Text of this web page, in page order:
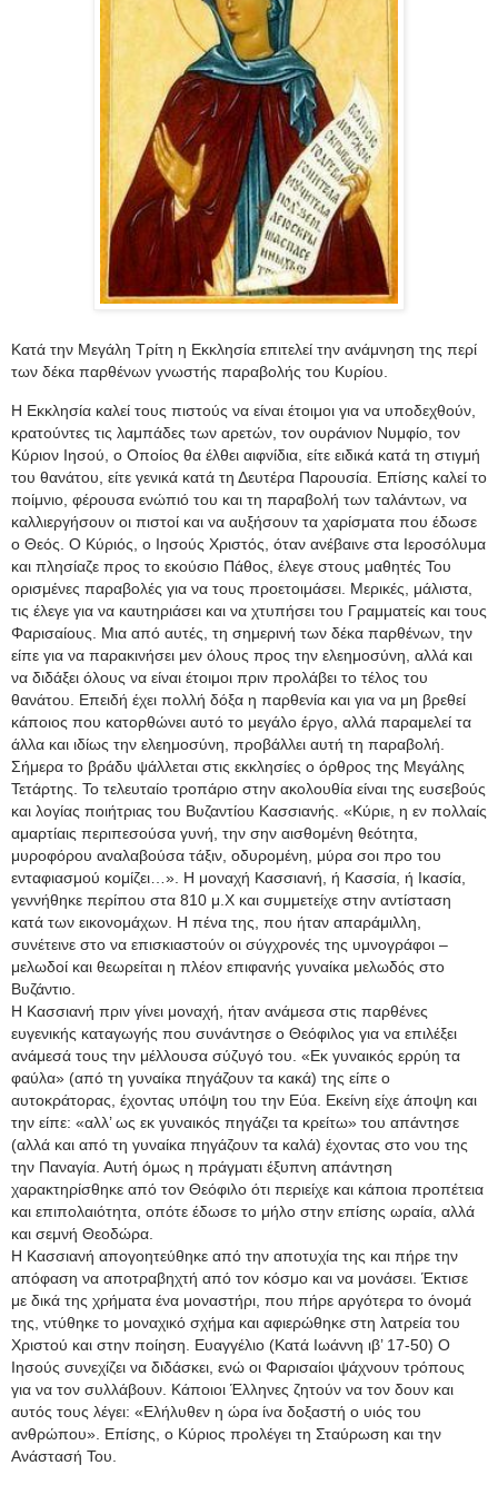
Κατά την Μεγάλη Τρίτη η Εκκλησία επιτελεί την ανάμνηση της περί
των δέκα παρθένων γνωστής παραβολής του Κυρίου.
Η Εκκλησία καλεί τους πιστούς να είναι έτοιμοι για να υποδεχθούν,
κρατούντες τις λαμπάδες των αρετών, τον ουράνιον Νυμφίο, τον
Κύριον Ιησού, ο Οποίος θα έλθει αιφνίδια, είτε ειδικά κατά τη στιγμή
του θανάτου, είτε γενικά κατά τη Δευτέρα Παρουσία. Επίσης καλεί το
ποίμνιο, φέρουσα ενώπιό του και τη παραβολή των ταλάντων, να
καλλιεργήσουν οι πιστοί και να αυξήσουν τα χαρίσματα που έδωσε
ο Θεός. Ο Κύριός, ο Ιησούς Χριστός, όταν ανέβαινε στα Ιεροσόλυμα
και πλησίαζε προς το εκούσιο Πάθος, έλεγε στους μαθητές Του
ορισμένες παραβολές για να τους προετοιμάσει. Μερικές, μάλιστα,
τις έλεγε για να καυτηριάσει και να χτυπήσει του Γραμματείς και τους
Φαρισαίους. Μια από αυτές, τη σημερινή των δέκα παρθένων, την
είπε για να παρακινήσει μεν όλους προς την ελεημοσύνη, αλλά και
να διδάξει όλους να είναι έτοιμοι πριν προλάβει το τέλος του
θανάτου. Επειδή έχει πολλή δόξα η παρθενία και για να μη βρεθεί
κάποιος που κατορθώνει αυτό το μεγάλο έργο, αλλά παραμελεί τα
άλλα και ιδίως την ελεημοσύνη, προβάλλει αυτή τη παραβολή.
Σήμερα το βράδυ ψάλλεται στις εκκλησίες ο όρθρος της Μεγάλης
Τετάρτης. Το τελευταίο τροπάριο στην ακολουθία είναι της ευσεβούς
και λογίας ποιήτριας του Βυζαντίου Κασσιανής. «Κύριε, η εν πολλαίς
αμαρτίαις περιπεσούσα γυνή, την σην αισθομένη θεότητα,
μυροφόρου αναλαβούσα τάξιν, οδυρομένη, μύρα σοι προ του
ενταφιασμού κομίζει…». Η μοναχή Κασσιανή, ή Κασσία, ή Ικασία,
γεννήθηκε περίπου στα 810 μ.Χ και συμμετείχε στην αντίσταση
κατά των εικονομάχων. Η πένα της, που ήταν απαράμιλλη,
συνέτεινε στο να επισκιαστούν οι σύγχρονές της υμνογράφοι –
μελωδοί και θεωρείται η πλέον επιφανής γυναίκα μελωδός στο
Βυζάντιο.
Η Κασσιανή πριν γίνει μοναχή, ήταν ανάμεσα στις παρθένες
ευγενικής καταγωγής που συνάντησε ο Θεόφιλος για να επιλέξει
ανάμεσά τους την μέλλουσα σύζυγό του. «Εκ γυναικός ερρύη τα
φαύλα» (από τη γυναίκα πηγάζουν τα κακά) της είπε ο
αυτοκράτορας, έχοντας υπόψη του την Εύα. Εκείνη είχε άποψη και
την είπε: «αλλ’ ως εκ γυναικός πηγάζει τα κρείτω» του απάντησε
(αλλά και από τη γυναίκα πηγάζουν τα καλά) έχοντας στο νου της
την Παναγία. Αυτή όμως η πράγματι έξυπνη απάντηση
χαρακτηρίσθηκε από τον Θεόφιλο ότι περιείχε και κάποια προπέτεια
και επιπολαιότητα, οπότε έδωσε το μήλο στην επίσης ωραία, αλλά
και σεμνή Θεοδώρα.
Η Κασσιανή απογοητεύθηκε από την αποτυχία της και πήρε την
απόφαση να αποτραβηχτή από τον κόσμο και να μονάσει. Έκτισε
με δικά της χρήματα ένα μοναστήρι, που πήρε αργότερα το όνομά
της, ντύθηκε το μοναχικό σχήμα και αφιερώθηκε στη λατρεία του
Χριστού και στην ποίηση. Ευαγγέλιο (Κατά Ιωάννη ιβ’ 17-50) Ο
Ιησούς συνεχίζει να διδάσκει, ενώ οι Φαρισαίοι ψάχνουν τρόπους
για να τον συλλάβουν. Κάποιοι Έλληνες ζητούν να τον δουν και
αυτός τους λέγει: «Ελήλυθεν η ώρα ίνα δοξαστή ο υιός του
ανθρώπου». Επίσης, ο Κύριος προλέγει τη Σταύρωση και την
Ανάστασή Του.